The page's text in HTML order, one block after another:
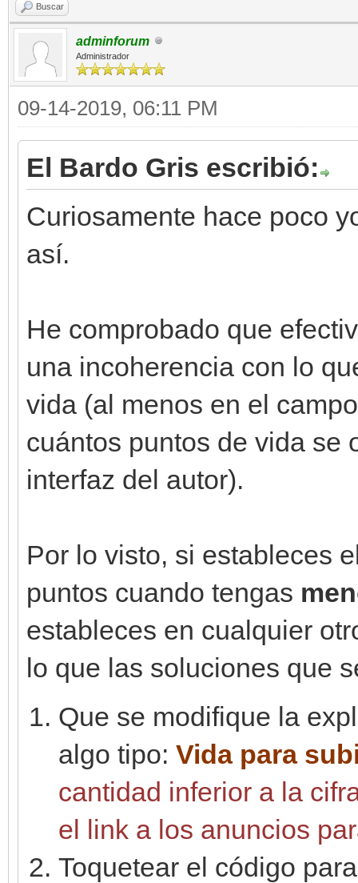
Buscar
adminforum
Administrador
09-14-2019, 06:11 PM
El Bardo Gris escribió:
Curiosamente hace poco
así.
He comprobado que
una incoherencia con lo
vida (al menos en el
cuántos puntos de vida se
interfaz del autor).
Por lo visto, si estableces
puntos cuando tengas
estableces en cualquier
lo que las soluciones que
Que se modifique la
algo tipo: Vida para
cantidad inferior a la
el link a los anuncios
Toquetear el código